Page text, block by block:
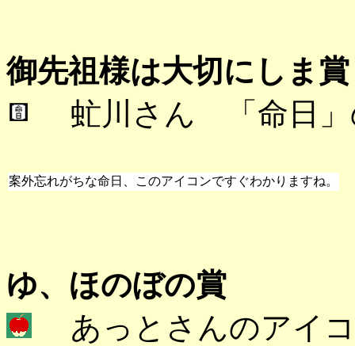
御先祖様は大切にしま賞
虻川さん 「命日」
案外忘れがちな命日、このアイコンですぐわかりますね。
ゆ、ほのぼの賞
あっとさんのアイ